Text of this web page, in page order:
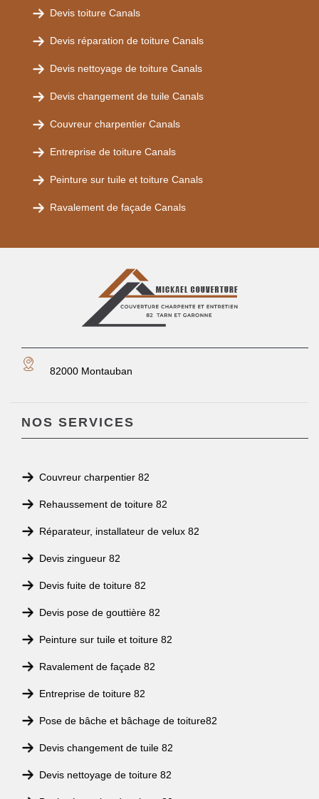
Devis toiture Canals
Devis réparation de toiture Canals
Devis nettoyage de toiture Canals
Devis changement de tuile Canals
Couvreur charpentier Canals
Entreprise de toiture Canals
Peinture sur tuile et toiture Canals
Ravalement de façade Canals
82000 Montauban
NOS SERVICES
Couvreur charpentier 82
Rehaussement de toiture 82
Réparateur, installateur de velux 82
Devis zingueur 82
Devis fuite de toiture 82
Devis pose de gouttière 82
Peinture sur tuile et toiture 82
Ravalement de façade 82
Entreprise de toiture 82
Pose de bâche et bâchage de toiture82
Devis changement de tuile 82
Devis nettoyage de toiture 82